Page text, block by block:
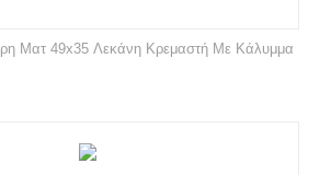
Ματ 49x35 Λεκάνη Κρεμαστή Με Κάλυμμα